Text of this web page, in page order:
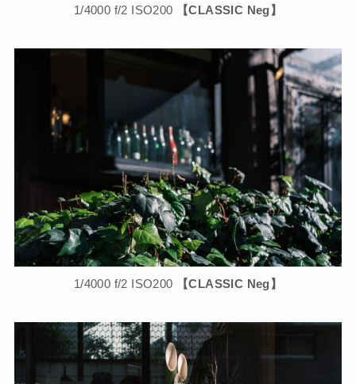
1/4000 f/2 ISO200 【CLASSIC Neg】
1/4000 f/2 ISO200 【CLASSIC Neg】